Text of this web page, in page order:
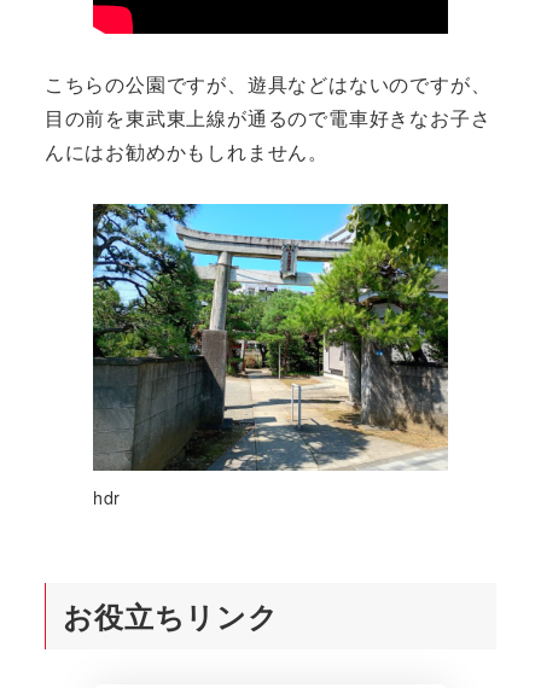
こちらの公園ですが、遊具などはないのですが、
目の前を東武東上線が通るので電車好きなお子さ
んにはお勧めかもしれません。
hdr
お役立ちリンク